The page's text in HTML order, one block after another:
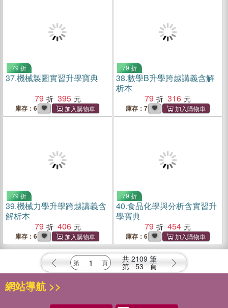
79 折
37.機械製圖實習升學寶典
79
395
庫存：6
79 折
38.數學B升學跨越講義含解
析本
79
316
庫存：7
79 折
39.機械力學升學跨越講義含
解析本
79
406
庫存：6
79 折
40.食品化學與分析含實習升
學寶典
79
454
庫存：6
共 2109 筆
第 53 頁
網站導航 >>